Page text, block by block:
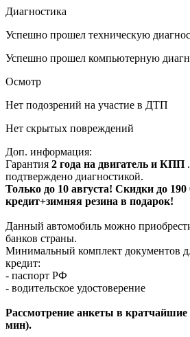
Диагностика
Успешно прошел техническую
Успешно прошел компьютерную
Осмотр
Нет подозрений на участие в ДТП
Нет скрытых повреждений
Доп. информация:
Гарантия 2 года на двигатель и КПП
подтверждено диагностикой.
Только до 10 августа! Скидки до
кредит+зимняя резина в подарок!
Данный автомобиль можно
банков страны.
Минимальный комплект документов
кредит:
- паспорт РФ
- водительское удостоверение
Рассмотрение анкеты в кратчайшие
мин).